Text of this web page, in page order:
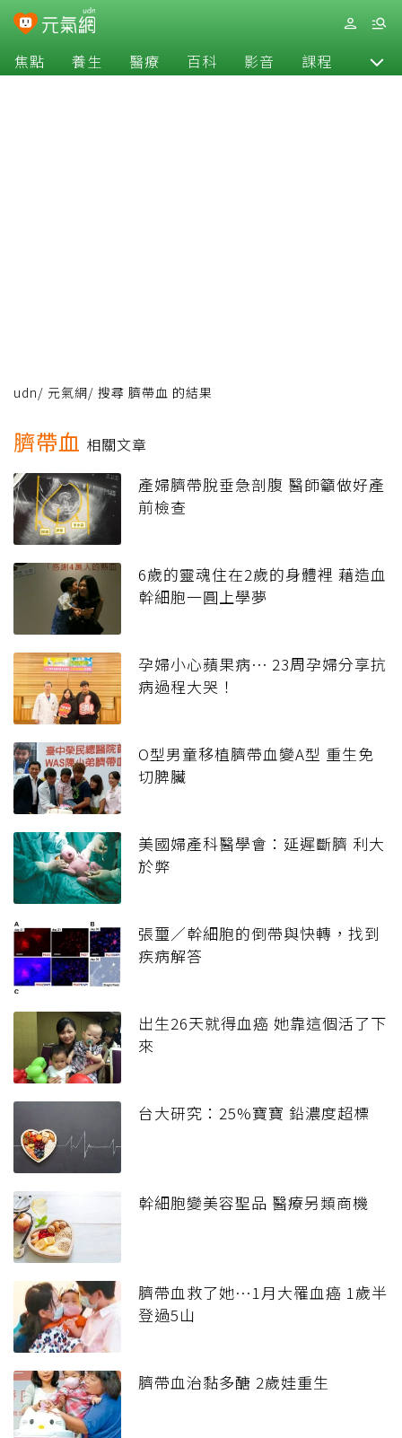
焦點 養生 醫療 百科 影音 課程 退休
udn/ 元氣網/ 搜尋 臍帶血 的結果
臍帶血 相關文章
產婦臍帶脫垂急剖腹 醫師籲做好產
前檢查
6歲的靈魂住在2歲的身體裡 藉造血
幹細胞一圓上學夢
孕婦小心蘋果病⋯ 23周孕婦分享抗
病過程大哭！
O型男童移植臍帶血變A型 重生免
切脾臟
美國婦產科醫學會：延遲斷臍 利大
於弊
張璽／幹細胞的倒帶與快轉，找到
疾病解答
出生26天就得血癌 她靠這個活了下
來
台大研究：25%寶寶 鉛濃度超標
幹細胞變美容聖品 醫療另類商機
臍帶血救了她…1月大罹血癌 1歲半
登過5山
臍帶血治黏多醣 2歲娃重生